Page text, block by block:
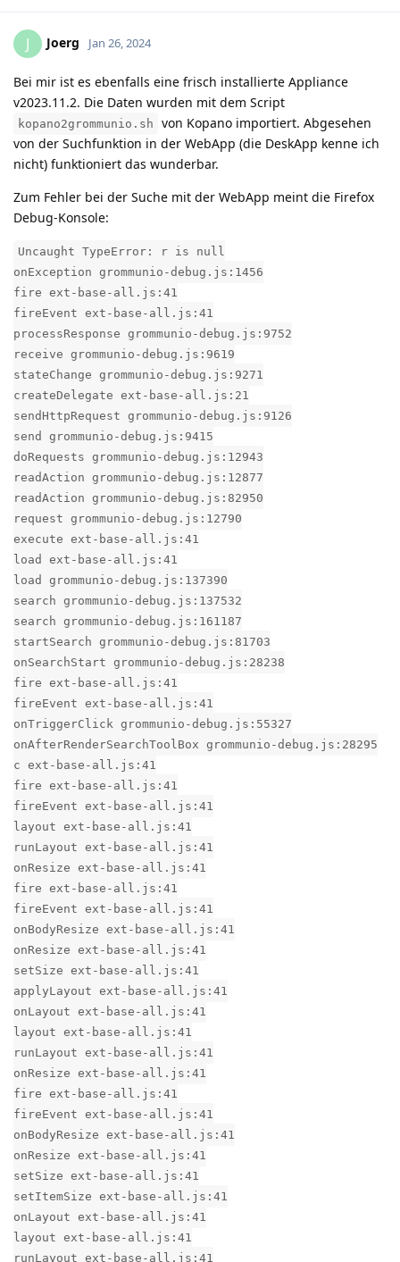
J Joerg Jan 26, 2024
Bei mir ist es ebenfalls eine frisch installierte Appliance
v2023.11.2. Die Daten wurden mit dem Script
kopano2grommunio.sh
von Kopano importiert. Abgesehen
von der Suchfunktion in der WebApp (die DeskApp kenne ich
nicht) funktioniert das wunderbar.
Zum Fehler bei der Suche mit der WebApp meint die Firefox
Debug-Konsole:
Uncaught TypeError: r is null
onException grommunio-debug.js:1456
fire ext-base-all.js:41
fireEvent ext-base-all.js:41
processResponse grommunio-debug.js:9752
receive grommunio-debug.js:9619
stateChange grommunio-debug.js:9271
createDelegate ext-base-all.js:21
sendHttpRequest grommunio-debug.js:9126
send grommunio-debug.js:9415
doRequests grommunio-debug.js:12943
readAction grommunio-debug.js:12877
readAction grommunio-debug.js:82950
request grommunio-debug.js:12790
execute ext-base-all.js:41
load ext-base-all.js:41
load grommunio-debug.js:137390
search grommunio-debug.js:137532
search grommunio-debug.js:161187
startSearch grommunio-debug.js:81703
onSearchStart grommunio-debug.js:28238
fire ext-base-all.js:41
fireEvent ext-base-all.js:41
onTriggerClick grommunio-debug.js:55327
onAfterRenderSearchToolBox grommunio-debug.js:28295
c ext-base-all.js:41
fire ext-base-all.js:41
fireEvent ext-base-all.js:41
layout ext-base-all.js:41
runLayout ext-base-all.js:41
onResize ext-base-all.js:41
fire ext-base-all.js:41
fireEvent ext-base-all.js:41
onBodyResize ext-base-all.js:41
onResize ext-base-all.js:41
setSize ext-base-all.js:41
applyLayout ext-base-all.js:41
onLayout ext-base-all.js:41
layout ext-base-all.js:41
runLayout ext-base-all.js:41
onResize ext-base-all.js:41
fire ext-base-all.js:41
fireEvent ext-base-all.js:41
onBodyResize ext-base-all.js:41
onResize ext-base-all.js:41
setSize ext-base-all.js:41
setItemSize ext-base-all.js:41
onLayout ext-base-all.js:41
layout ext-base-all.js:41
runLayout ext-base-all.js:41